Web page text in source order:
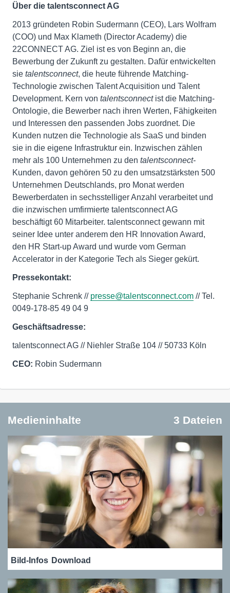
Über die talentsconnect AG
2013 gründeten Robin Sudermann (CEO), Lars Wolfram
(COO) und Max Klameth (Director Academy) die
22CONNECT AG. Ziel ist es von Beginn an, die
Bewerbung der Zukunft zu gestalten. Dafür entwickelten
sie talentsconnect, die heute führende Matching-
Technologie zwischen Talent Acquisition und Talent
Development. Kern von talentsconnectist die Matching-
Ontologie, die Bewerber nach ihren Werten, Fähigkeiten
und Interessen den passenden Jobs zuordnet. Die
Kunden nutzen die Technologie als SaaS und binden
sie in die eigene Infrastruktur ein. Inzwischen zählen
mehr als 100 Unternehmen zu den talentsconnect-
Kunden, davon gehören 50 zu den umsatzstärksten 500
Unternehmen Deutschlands, pro Monat werden
Bewerberdaten in sechsstelliger Anzahl verarbeitet und
die inzwischen umfirmierte talentsconnect AG
beschäftigt 60 Mitarbeiter. talentsconnect gewann mit
seiner Idee unter anderem den HR Innovation Award,
den HR Start-up Award und wurde vom German
Accelerator in der Kategorie Tech als Sieger gekürt.
Pressekontakt:
Stephanie Schrenk // presse@talentsconnect.com // Tel.
0049-178-85 49 04 9
Geschäftsadresse:
talentsconnect AG // Niehler Straße 104 // 50733 Köln
CEO: Robin Sudermann
Medieninhalte 3 Dateien
Bild-Infos Download